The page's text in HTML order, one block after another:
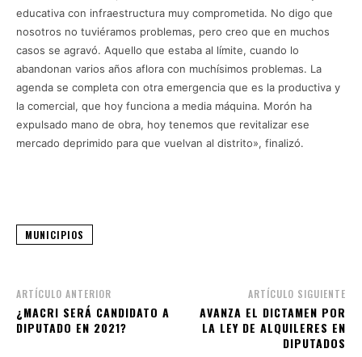
educativa con infraestructura muy comprometida. No digo que
nosotros no tuviéramos problemas, pero creo que en muchos
casos se agravó. Aquello que estaba al límite, cuando lo
abandonan varios años aflora con muchísimos problemas. La
agenda se completa con otra emergencia que es la productiva y
la comercial, que hoy funciona a media máquina. Morón ha
expulsado mano de obra, hoy tenemos que revitalizar ese
mercado deprimido para que vuelvan al distrito», finalizó.
MUNICIPIOS
ARTÍCULO ANTERIOR
¿MACRI SERÁ CANDIDATO A
DIPUTADO EN 2021?
ARTÍCULO SIGUIENTE
AVANZA EL DICTAMEN POR
LA LEY DE ALQUILERES EN
DIPUTADOS